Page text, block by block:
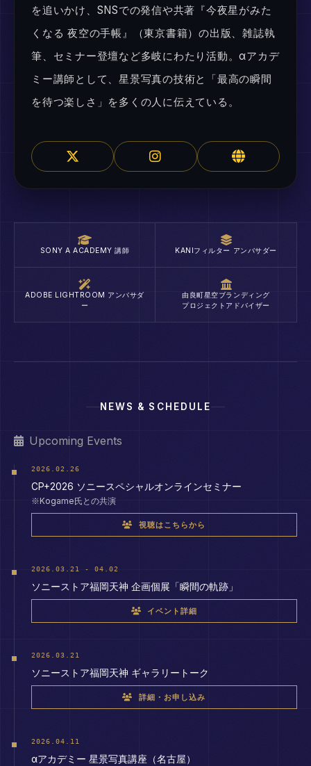
を追いかけ、SNSでの発信や共著『今夜星がみた
くなる 夜空の手帳』（東京書籍）の出版、雑誌執
筆、セミナー登壇など多岐にわたり活動。αアカデ
ミー講師として、星景写真の技術と「最高の瞬間
を待つ楽しさ」を多くの人に伝えている。
SONY Α ACADEMY 講師 KANIフィルター アンバサダー
ADOBE LIGHTROOM アンバサダ
ー
由良町星空ブランディング
プロジェクトアドバイザー
NEWS & SCHEDULE
Upcoming Events
2026.02.26
CP+2026 ソニースペシャルオンラインセミナー
※Kogame氏との共演
視聴はこちらから
2026.03.21 - 04.02
ソニーストア福岡天神 企画個展「瞬間の軌跡」
イベント詳細
2026.03.21
ソニーストア福岡天神 ギャラリートーク
詳細・お申し込み
2026.04.11
αアカデミー 星景写真講座（名古屋）